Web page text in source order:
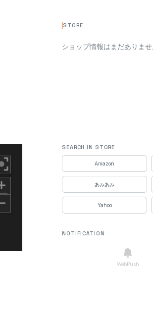
STORE
ショップ情報はまだありま
SEARCH IN STORE
Amazon
あみあみ
Yahoo
NOTIFICATION
WebPush